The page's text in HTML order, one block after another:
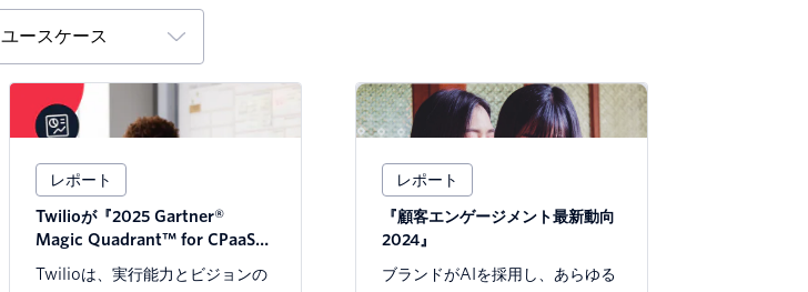
ユースケース
レポート
Twilioが『2025 Gartner®
Magic Quadrant™ for CPaaS』
でリーダーに選出
Twilioは、実行能力とビジョンの
レポート
『顧客エンゲージメント最新動向
2024』
ブランドがAIを採用し、あらゆる